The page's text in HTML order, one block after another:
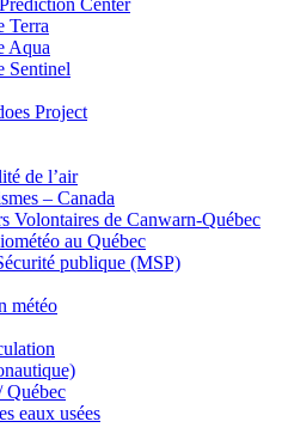
Terra
Aqua
Sentinel
Project
de l’air
– Canada
Volontaires de Canwarn-Québec
au Québec
publique (MSP)
météo
Québec
eaux usées